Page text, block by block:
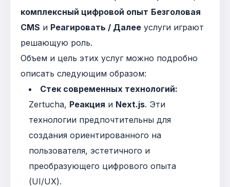
комплексный цифровой опыт Безголовая
CMS и Реагировать / Далее услуги играют
решающую роль.
Объем и цель этих услуг можно подробно
описать следующим образом:
Стек современных технологий:
Zertucha, Реакция и Next.js. Эти
технологии предпочтительны для
создания ориентированного на
пользователя, эстетичного и
преобразующего цифрового опыта
(UI/UX).